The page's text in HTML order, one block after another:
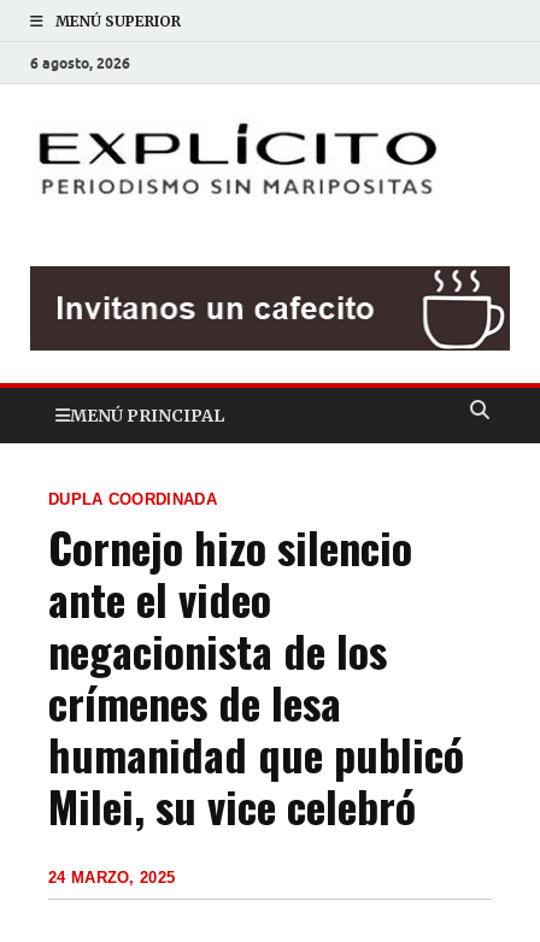
MENÚ SUPERIOR
6 agosto, 2026
MENÚ PRINCIPAL
DUPLA COORDINADA
Cornejo hizo silencio
ante el video
negacionista de los
crímenes de lesa
humanidad que publicó
Milei, su vice celebró
24 MARZO, 2025